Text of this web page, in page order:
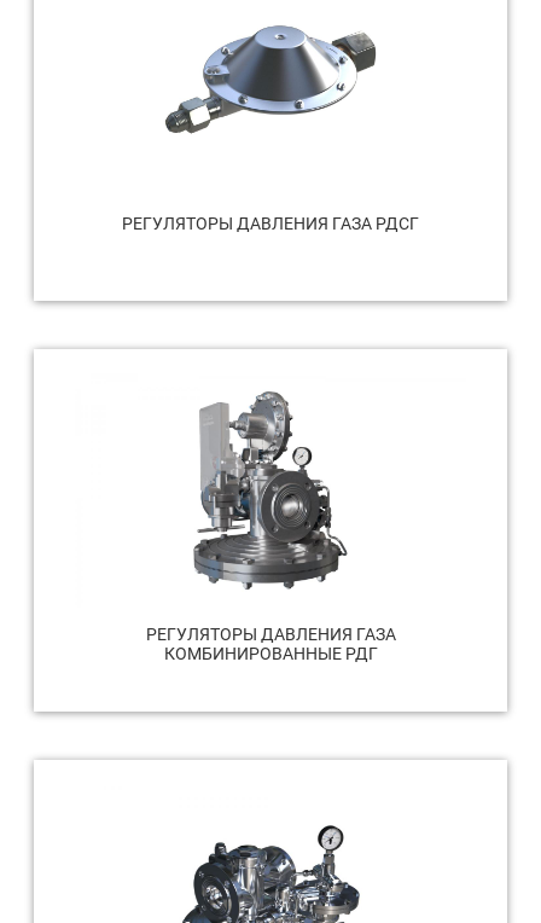
РЕГУЛЯТОРЫ ДАВЛЕНИЯ ГАЗА РДСГ
РЕГУЛЯТОРЫ ДАВЛЕНИЯ ГАЗА
КОМБИНИРОВАННЫЕ РДГ